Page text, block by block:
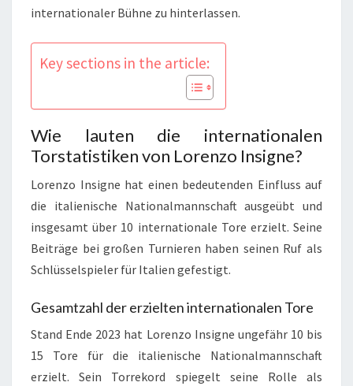
internationaler Bühne zu hinterlassen.
Key sections in the article:
Wie lauten die internationalen
Torstatistiken von Lorenzo Insigne?
Lorenzo Insigne hat einen bedeutenden Einfluss auf
die italienische Nationalmannschaft ausgeübt und
insgesamt über 10 internationale Tore erzielt. Seine
Beiträge bei großen Turnieren haben seinen Ruf als
Schlüsselspieler für Italien gefestigt.
Gesamtzahl der erzielten internationalen Tore
Stand Ende 2023 hat Lorenzo Insigne ungefähr 10 bis
15 Tore für die italienische Nationalmannschaft
erzielt. Sein Torrekord spiegelt seine Rolle als